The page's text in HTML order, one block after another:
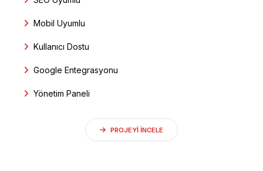
Mobil Uyumlu
Kullanıcı Dostu
Google Entegrasyonu
Yönetim Paneli
PROJEYI INCELE